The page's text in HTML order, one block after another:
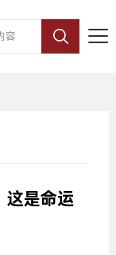
这是命运